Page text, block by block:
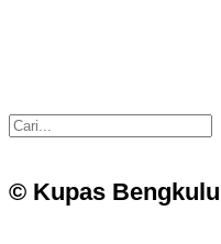
© Kupas Bengkulu